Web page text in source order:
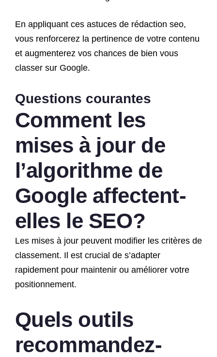
En appliquant ces astuces de rédaction seo,
vous renforcerez la pertinence de votre contenu
et augmenterez vos chances de bien vous
classer sur Google.
Questions courantes
Comment les
mises à jour de
l’algorithme de
Google affectent-
elles le SEO?
Les mises à jour peuvent modifier les critères de
classement. Il est crucial de s’adapter
rapidement pour maintenir ou améliorer votre
positionnement.
Quels outils
recommandez-